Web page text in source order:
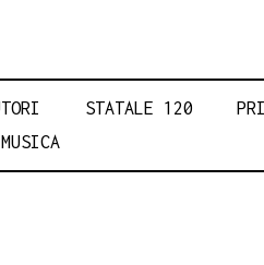
STATALE 120
MUSICA